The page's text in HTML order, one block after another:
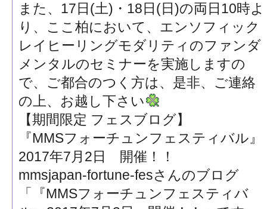
また、17日(土)・18日(日)の両日10時よ
り、ここ柏において、エンソフィック
レイヒーリングモダリティのファンダ
メンタルのセミナーを実施しますの
で、ご都合のつく方は、是非、ご連絡
の上、お越し下さい
【期間限定 フェスブログ】
『MMSフォーチュンフェスティバル』
2017年7月2日 開催！！
mmsjapan-fortune-fesさんのブログ
「『MMSフォーチュンフェスティバ